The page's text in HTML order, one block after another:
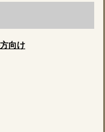
向け